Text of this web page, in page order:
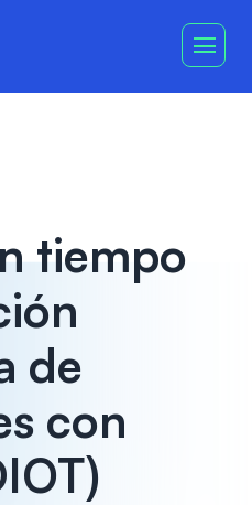
tiempo
de
con